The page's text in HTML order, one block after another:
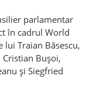
parlamentar
în cadrul World
lui Traian Băsescu,
Cristian Bușoi,
și Siegfried